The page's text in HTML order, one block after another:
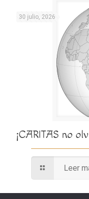
30 julio, 2026
¡CARITAS no
Leer